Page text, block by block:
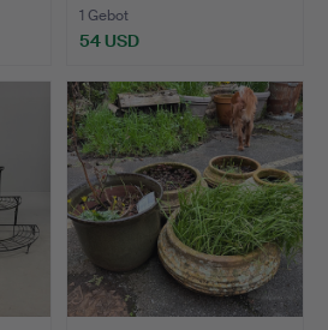
1 Gebot
54 USD